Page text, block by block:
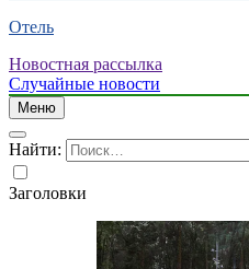
Отель
Новостная рассылка
Случайные новости
Меню
Найти:
Заголовки